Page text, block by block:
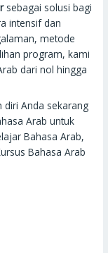
sebagai solusi bagi
intensif dan
metode
program, kami
dari nol hingga
diri Anda sekarang
Arab untuk
Bahasa Arab,
Bahasa Arab